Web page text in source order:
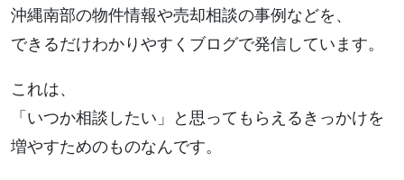
沖縄南部の物件情報や売却相談の事例などを、
できるだけわかりやすくブログで発信しています。
これは、
「いつか相談したい」と思ってもらえるきっかけを
増やすためのものなんです。